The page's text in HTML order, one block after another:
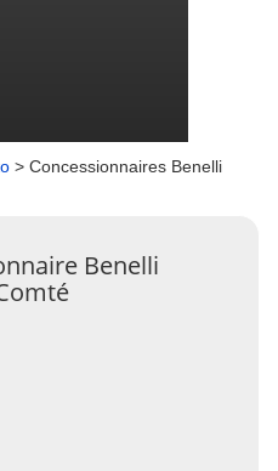
> Concessionnaires Benelli
Benelli